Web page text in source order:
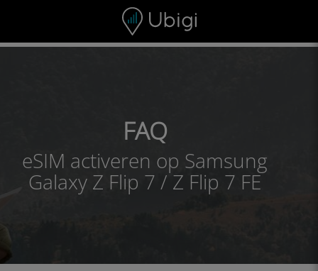
Navigatiebalk Voettekst
FAQ
eSIM activeren op Samsung
Galaxy Z Flip 7 / Z Flip 7 FE